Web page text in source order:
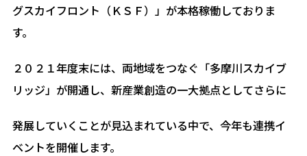
グスカイフロント（ＫＳＦ）」が本格稼働しておりま
す。
２０２１年度末には、両地域をつなぐ「多摩川スカイブ
リッジ」が開通し、新産業創造の一大拠点としてさらに
発展していくことが見込まれている中で、今年も連携イ
ベントを開催します。